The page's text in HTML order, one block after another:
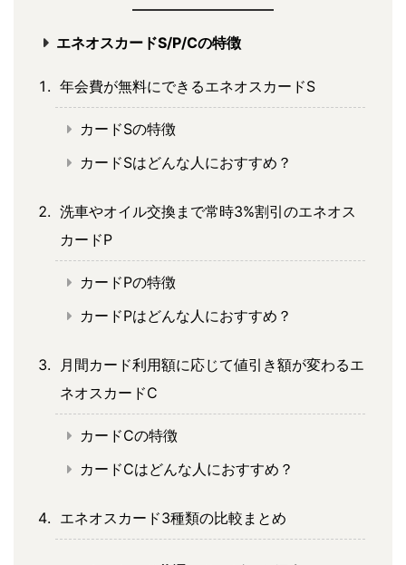
エネオスカードS/P/Cの特徴
年会費が無料にできるエネオスカードS
カードSの特徴
カードSはどんな人におすすめ？
洗車やオイル交換まで常時3%割引のエネオス
カードP
カードPの特徴
カードPはどんな人におすすめ？
月間カード利用額に応じて値引き額が変わるエ
ネオスカードC
カードCの特徴
カードCはどんな人におすすめ？
エネオスカード3種類の比較まとめ